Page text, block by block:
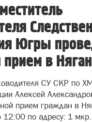
Югры
в
СУ СКР по
Алексей
прием граждан в
12:00 по адресу: 1